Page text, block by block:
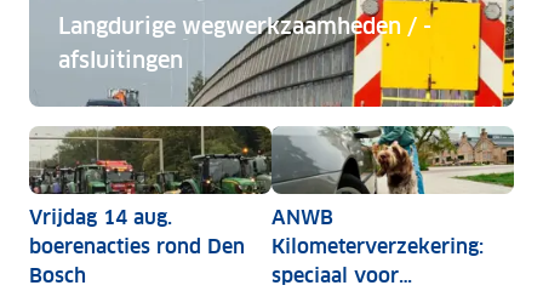
Vrijdag 14 aug.
boerenacties rond Den
Bosch
ANWB
Kilometerverzekering:
speciaal voor
Langdurige wegwerkzaamheden / -
afsluitingen